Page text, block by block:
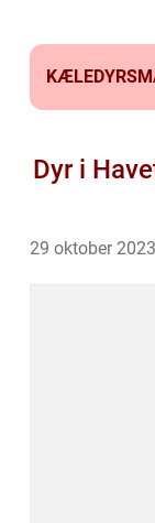
Dyr i
29 oktober 2023